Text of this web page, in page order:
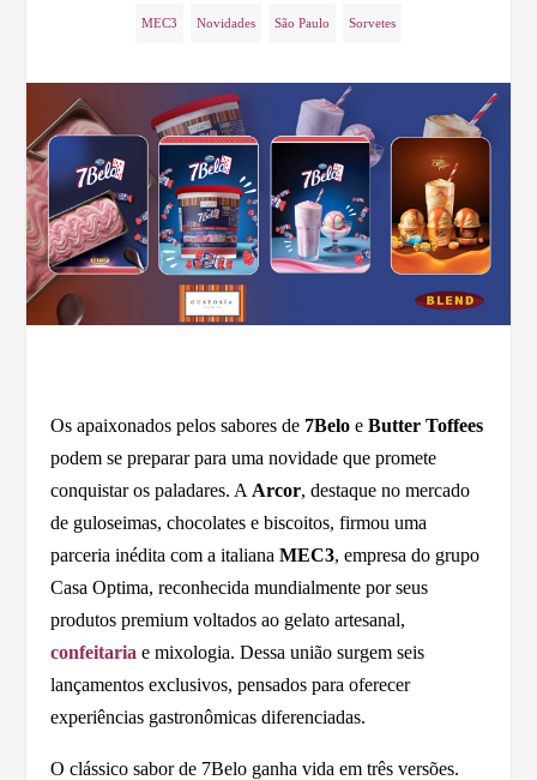
MEC3 Novidades São Paulo Sorvetes
Os apaixonados pelos sabores de 7Belo eButter Toffees
podem se preparar para uma novidade que promete
conquistar os paladares. A Arcor, destaque no mercado
de guloseimas, chocolates e biscoitos, firmou uma
parceria inédita com a italianaMEC3, empresa do grupo
Casa Optima, reconhecida mundialmente por seus
produtos premium voltados ao gelato artesanal,
confeitaria e mixologia. Dessa união surgem seis
lançamentos exclusivos, pensados para oferecer
experiências gastronômicas diferenciadas.
O clássico sabor de 7Belo ganha vida em três versões.